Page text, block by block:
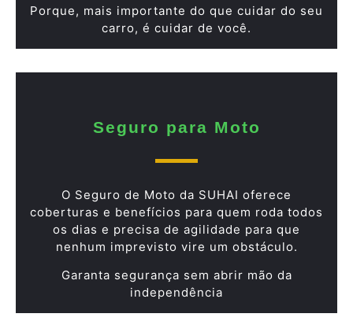
Porque, mais importante do que cuidar do seu
carro, é cuidar de você.
Seguro para Moto
O Seguro de Moto da SUHAI oferece
coberturas e benefícios para quem roda todos
os dias e precisa de agilidade para que
nenhum imprevisto vire um obstáculo.
Garanta segurança sem abrir mão da
independência